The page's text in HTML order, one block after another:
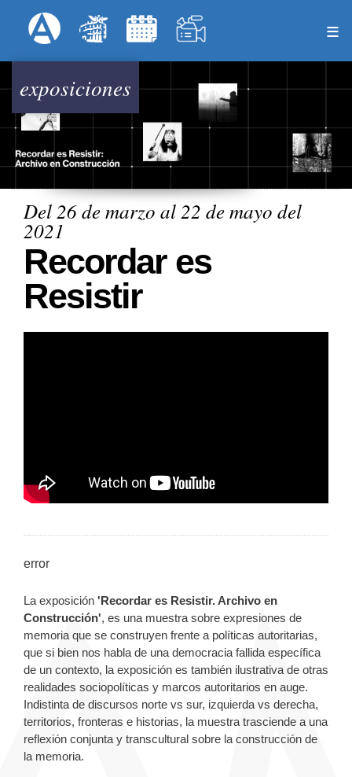
al
Menú Superior
exposiciones
Del 26 de marzo al 22 de mayo del
2021
Recordar es
Resistir
error
La exposición 'Recordar es Resistir. Archivo en
Construcción', es una muestra sobre expresiones de
memoria que se construyen frente a políticas autoritarias,
que si bien nos habla de una democracia fallida específica
de un contexto, la exposición es también ilustrativa de otras
realidades sociopolíticas y marcos autoritarios en auge.
Indistinta de discursos norte vs sur, izquierda vs derecha,
territorios, fronteras e historias, la muestra trasciende a una
reflexión conjunta y transcultural sobre la construcción de
la memoria.